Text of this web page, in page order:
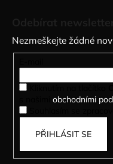
Nezmeškejte žádné
obchodními
PŘIHLÁSIT SE